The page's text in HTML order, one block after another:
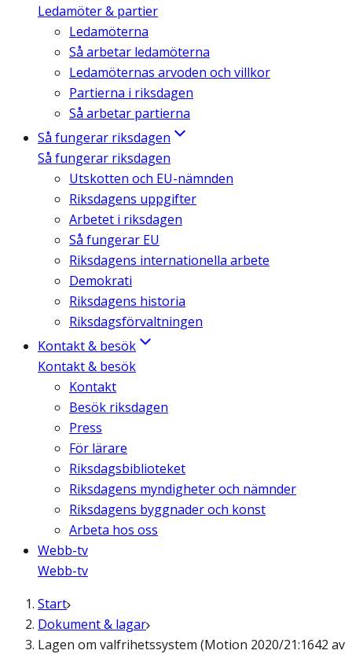
Ledamöter & partier
Ledamöterna
Så arbetar ledamöterna
Ledamöternas arvoden och villkor
Partierna i riksdagen
Så arbetar partierna
Så fungerar riksdagen
Så fungerar riksdagen
Utskotten och EU-nämnden
Riksdagens uppgifter
Arbetet i riksdagen
Så fungerar EU
Riksdagens internationella arbete
Demokrati
Riksdagens historia
Riksdagsförvaltningen
Kontakt & besök
Kontakt & besök
Kontakt
Besök riksdagen
Press
För lärare
Riksdagsbiblioteket
Riksdagens myndigheter och nämnder
Riksdagens byggnader och konst
Arbeta hos oss
Webb-tv
Webb-tv
Start
Dokument & lagar
Lagen om valfrihetssystem (Motion 2020/21:1642 av